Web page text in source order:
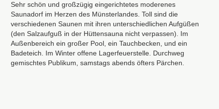
Sehr schön und großzügig eingerichtetes moderenes
Saunadorf im Herzen des Münsterlandes. Toll sind die
verschiedenen Saunen mit ihren unterschiedlichen Aufgüßen
(den Salzaufguß in der Hüttensauna nicht verpassen). Im
Außenbereich ein großer Pool, ein Tauchbecken, und ein
Badeteich. Im Winter offene Lagerfeuerstelle. Durchweg
gemischtes Publikum, samstags abends öfters Pärchen.